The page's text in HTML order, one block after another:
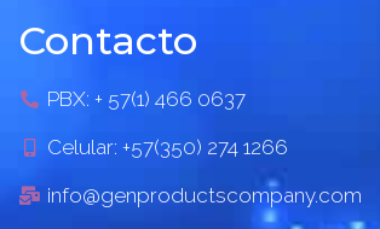
Contacto
PBX: + 57(1) 466 0637
Celular: +57(350) 274 1266
info@genproductscompany.com